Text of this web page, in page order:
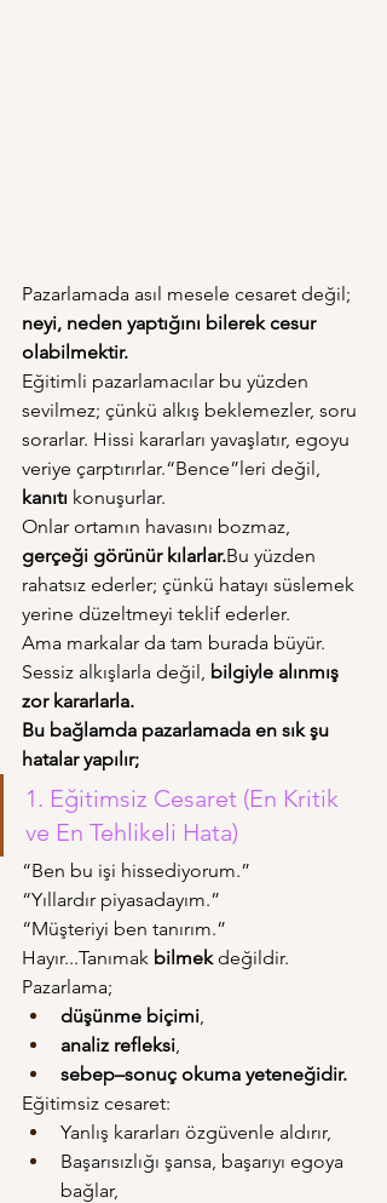
Pazarlamada asıl mesele cesaret değil;
neyi, neden yaptığını bilerek cesur
olabilmektir.
Eğitimli pazarlamacılar bu yüzden
sevilmez; çünkü alkış beklemezler, soru
sorarlar. Hissi kararları yavaşlatır, egoyu
veriye çarptırırlar.“Bence”leri değil,
kanıtı konuşurlar.
Onlar ortamın havasını bozmaz,
gerçeği görünür kılarlar.Bu yüzden
rahatsız ederler; çünkü hatayı süslemek
yerine düzeltmeyi teklif ederler.
Ama markalar da tam burada büyür.
Sessiz alkışlarla değil, bilgiyle alınmış
zor kararlarla.
Bu bağlamda pazarlamada en sık şu
hatalar yapılır;
1. Eğitimsiz Cesaret (En Kritik
ve En Tehlikeli Hata)
“Ben bu işi hissediyorum.”
“Yıllardır piyasadayım.”
“Müşteriyi ben tanırım.”
Hayır...Tanımak bilmek değildir.
Pazarlama;
düşünme biçimi,
analiz refleksi,
sebep–sonuç okuma yeteneğidir.
Eğitimsiz cesaret:
Yanlış kararları özgüvenle aldırır,
Başarısızlığı şansa, başarıyı egoya
bağlar,